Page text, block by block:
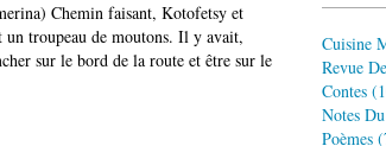
Chemin faisant, Kotofetsy et
troupeau de moutons. Il y avait,
sur le bord de la route et être sur le
Cuisine
Revue
Contes
Notes Du
Poèmes